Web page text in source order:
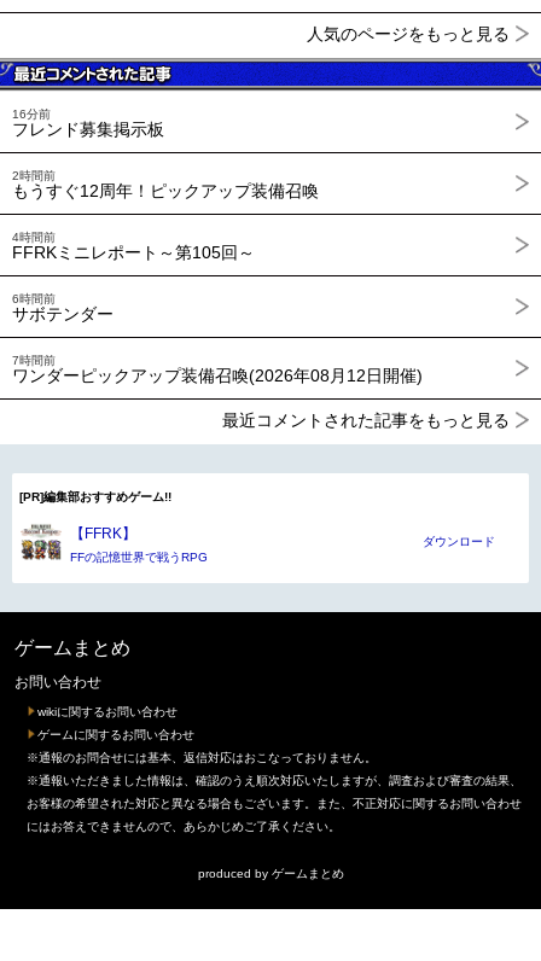
人気のページをもっと見る
16分前
フレンド募集掲示板
2時間前
もうすぐ12周年！ピックアップ装備召喚
4時間前
FFRKミニレポート～第105回～
6時間前
サボテンダー
7時間前
ワンダーピックアップ装備召喚(2026年08月12日開催)
最近コメントされた記事をもっと見る
[PR]編集部おすすめゲーム!!
【FFRK】
FFの記憶世界で戦うRPG
ダウンロード
ゲームまとめ
お問い合わせ
wikiに関するお問い合わせ
ゲームに関するお問い合わせ
※通報のお問合せには基本、返信対応はおこなっておりません。
※通報いただきました情報は、確認のうえ順次対応いたしますが、調査および審査の結果、
お客様の希望された対応と異なる場合もございます。また、不正対応に関するお問い合わせ
にはお答えできませんので、あらかじめご了承ください。
produced by ゲームまとめ